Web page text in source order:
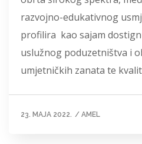
razvojno-edukativnog
profilira kao sajam
uslužnog poduzetništva i
umjetničkih zanata te
23. MAJA 2022. / AMEL